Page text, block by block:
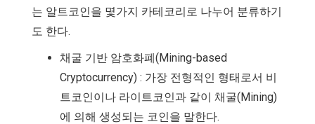
는 알트코인을 몇가지 카테코리로 나누어 분류하기
도 한다.
채굴 기반 암호화폐(Mining-based
Cryptocurrency) : 가장 전형적인 형태로서 비
트코인이나 라이트코인과 같이 채굴(Mining)
에 의해 생성되는 코인을 말한다.